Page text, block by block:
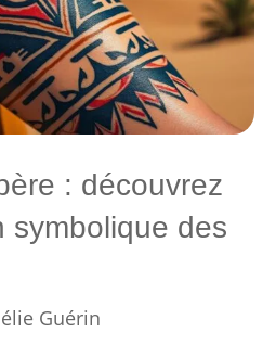
: découvrez
symbolique des
Guérin